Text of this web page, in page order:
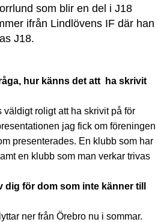
som blir en del i J18
ifrån Lindlövens IF där han
J18.
hur känns det att ha skrivit
väldigt roligt att ha skrivit på för
jag fick om föreningen
presenterades. En klubb som har
en klubb som man verkar trivas
för dom som inte känner till
ner från Örebro nu i sommar.